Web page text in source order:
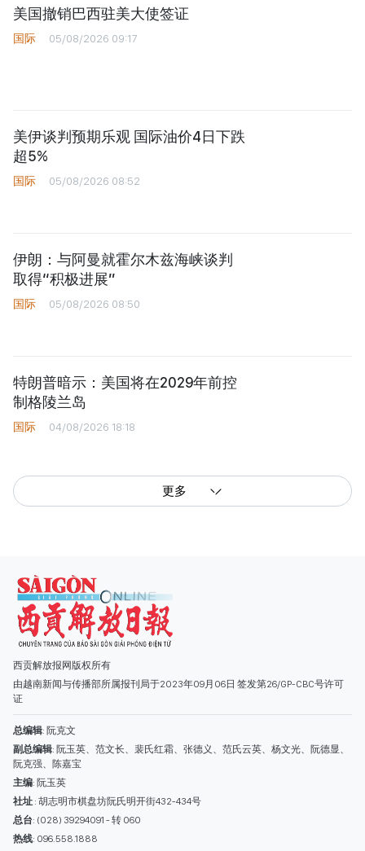
美国撤销巴西驻美大使签证
国际 05/08/2026 09:17
美伊谈判预期乐观 国际油价4日下跌
超5%
国际 05/08/2026 08:52
伊朗：与阿曼就霍尔木兹海峡谈判
取得“积极进展”
国际 05/08/2026 08:50
特朗普暗示：美国将在2029年前控
制格陵兰岛
国际 04/08/2026 18:18
更多
西贡解放报网版权所有
由越南新闻与传播部所属报刊局于2023年09月06日 签发第26/GP-CBC号许可
证
总编辑: 阮克文
副总编辑: 阮玉英、范文长、裴氏红霜、张德义、范氏云英、杨文光、阮德显、
阮克强、陈嘉宝
主编: 阮玉英
社址 : 胡志明市棋盘坊阮氏明开街432-434号
总台: (028) 39294091 - 转 060
热线: 096.558.1888